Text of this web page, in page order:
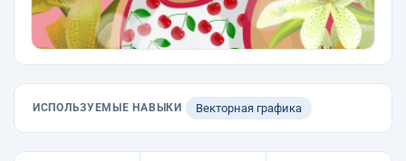
ИСПОЛЬЗУЕМЫЕ НАВЫКИ Векторная графика